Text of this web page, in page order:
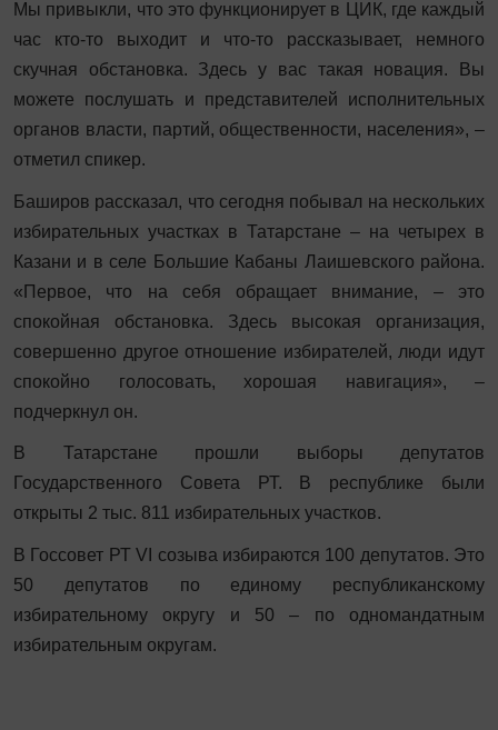
Мы привыкли, что это функционирует в ЦИК, где каждый
час кто-то выходит и что-то рассказывает, немного
скучная обстановка. Здесь у вас такая новация. Вы
можете послушать и представителей исполнительных
органов власти, партий, общественности, населения», –
отметил спикер.
Баширов рассказал, что сегодня побывал на нескольких
избирательных участках в Татарстане – на четырех в
Казани и в селе Большие Кабаны Лаишевского района.
«Первое, что на себя обращает внимание, – это
спокойная обстановка. Здесь высокая организация,
совершенно другое отношение избирателей, люди идут
спокойно голосовать, хорошая навигация», –
подчеркнул он.
В Татарстане прошли выборы депутатов
Государственного Совета РТ. В республике были
открыты 2 тыс. 811 избирательных участков.
В Госсовет РТ VI созыва избираются 100 депутатов. Это
50 депутатов по единому республиканскому
избирательному округу и 50 – по одномандатным
избирательным округам.